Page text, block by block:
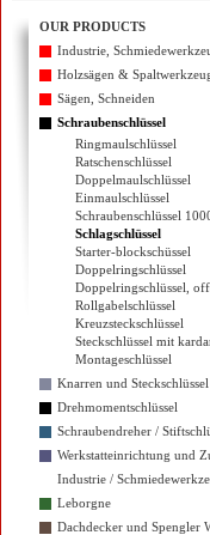
OUR PRODUCTS
Industrie,
Holzsägen &
Sägen, Schneiden
Schraubenschlüssel
Ringmaulschlüssel
Ratschenschlüssel
Doppelmaulschlüssel
Einmaulschlüssel
Schraubenschlüssel
Schlagschlüssel
Starter-blockschüssel
Doppelringschlüssel
Doppelringschlüssel,
Rollgabelschlüssel
Kreuzsteckschlüssel
Steckschlüssel mit
Montageschlüssel
Knarren und Steckschlüssel
Drehmomentschlüssel
Schraubendreher /
Werkstatteinrichtung und
Industrie /
Leborgne
Dachdecker und Spengler